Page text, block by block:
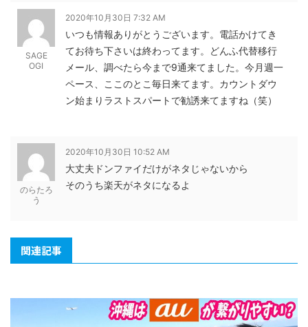
SAGE
OGI
2020年10月30日 7:32 AM
いつも情報ありがとうございます。電話かけてき
てお待ち下さいは終わってます。どんふ代替移行
メール、調べたら今まで9通来てました。今月週一
ペース、ここのとこ毎日来てます。カウントダウ
ン始まりラストスパートで勧誘来てますね（笑）
のらたろ
う
2020年10月30日 10:52 AM
大丈夫ドンファイだけがネタじゃないから
そのうち楽天がネタになるよ
関連記事